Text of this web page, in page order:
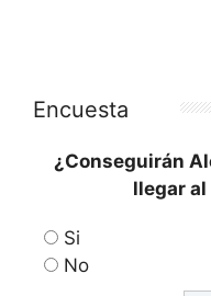
Encuesta
¿Conseguirán
llegar al
Si
No